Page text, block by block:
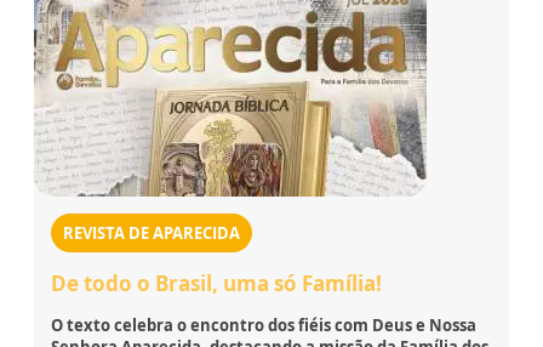
REVISTA DE APARECIDA
De todo o Brasil, uma só Família!
O texto celebra o encontro dos fiéis com Deus e Nossa